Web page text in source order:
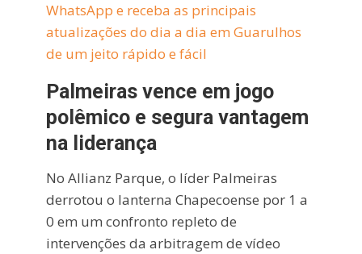
WhatsApp e receba as principais
atualizações do dia a dia em Guarulhos
de um jeito rápido e fácil
Palmeiras vence em jogo
polêmico e segura vantagem
na liderança
No Allianz Parque, o líder Palmeiras
derrotou o lanterna Chapecoense por 1 a
0 em um confronto repleto de
intervenções da arbitragem de vídeo